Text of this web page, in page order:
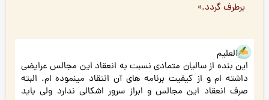
برطرف گردد.»
هوالعلیم
این بنده از سالیان متمادی نسبت به انعقاد این مجالس عرایضی
داشته ام و از کیفیت برنامه های آن انتقاد مینموده ام. البته
صرف انعقاد این مجالس و ابراز سرور اشکالی ندارد ولی باید